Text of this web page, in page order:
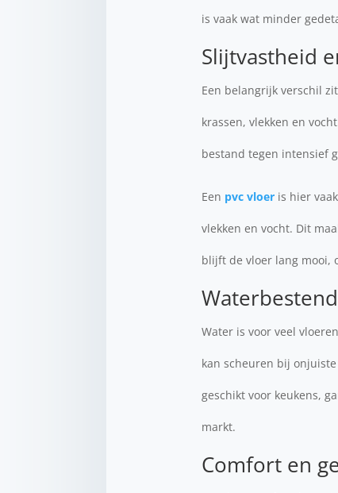
is vaak wat minder
Slijtvastheid
Een belangrijk verschil
krassen, vlekken en
bestand tegen intensief
Een pvc vloer is hier
vlekken en vocht. Dit
blijft de vloer lang mooi,
Water is voor veel
kan scheuren bij
geschikt voor keukens,
markt.
Comfort en